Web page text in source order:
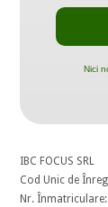
Nici
IBC FOCUS SRL
Cod Unic de
Nr.